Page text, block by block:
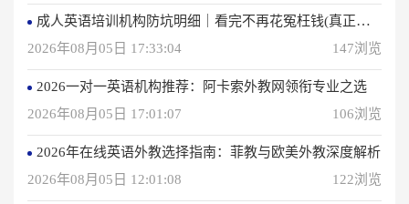
成人英语培训机构防坑明细｜看完不再花冤枉钱(真正的用户反馈)
2026年08月05日 17:33:04
147浏览
2026一对一英语机构推荐：阿卡索外教网领衔专业之选
2026年08月05日 17:01:07
106浏览
2026年在线英语外教选择指南：菲教与欧美外教深度解析
2026年08月05日 12:01:08
122浏览